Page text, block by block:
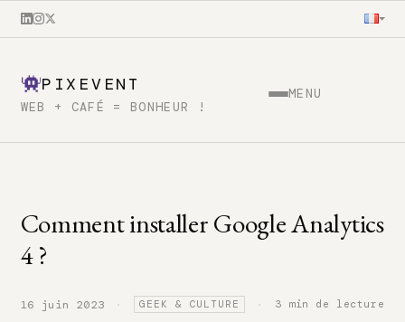
PIXEVENT
WEB + CAFÉ = BONHEUR !
MENU
Comment installer Google Analytics
4 ?
16 juin 2023 · GEEK & CULTURE · 3 min de lecture